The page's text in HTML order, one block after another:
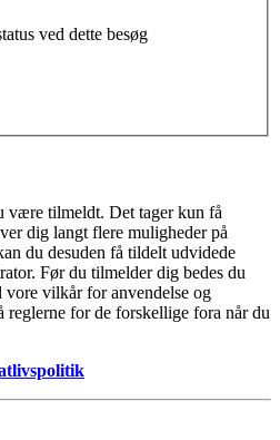
ved dette besøg
være tilmeldt. Det tager kun få
dig langt flere muligheder på
du desuden få tildelt udvidede
Før du tilmelder dig bedes du
vore vilkår for anvendelse og
for de forskellige fora når du